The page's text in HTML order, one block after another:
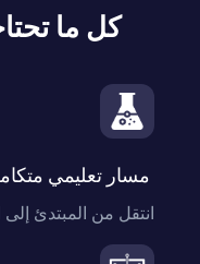
كل ما
انتقل من المبتدئ